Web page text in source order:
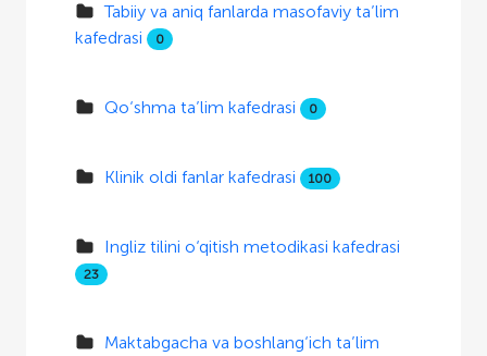
Tabiiy va aniq fanlarda masofaviy ta’lim
kafedrasi
0
Qo‘shma ta’lim kafedrasi 0
Klinik oldi fanlar kafedrasi 100
Ingliz tilini o‘qitish metodikasi kafedrasi
23
Maktabgacha va boshlang‘ich ta’lim